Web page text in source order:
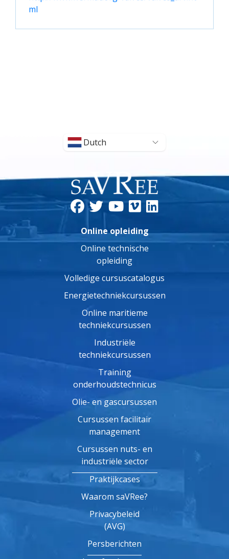
ml
Dutch
Online opleiding
Online technische
opleiding
Volledige cursuscatalogus
Energietechniekcursussen
Online maritieme
techniekcursussen
Industriële
techniekcursussen
Training
onderhoudstechnicus
Olie- en gascursussen
Cursussen facilitair
management
Cursussen nuts- en
industriële sector
Praktijkcases
Waarom saVRee?
Privacybeleid
(AVG)
Persberichten